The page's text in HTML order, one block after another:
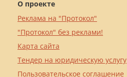
О проекте
Реклама на "Протокол"
"Протокол" без реклами!
Карта сайта
Тендер на юридическую услугу
Пользовательское соглашение